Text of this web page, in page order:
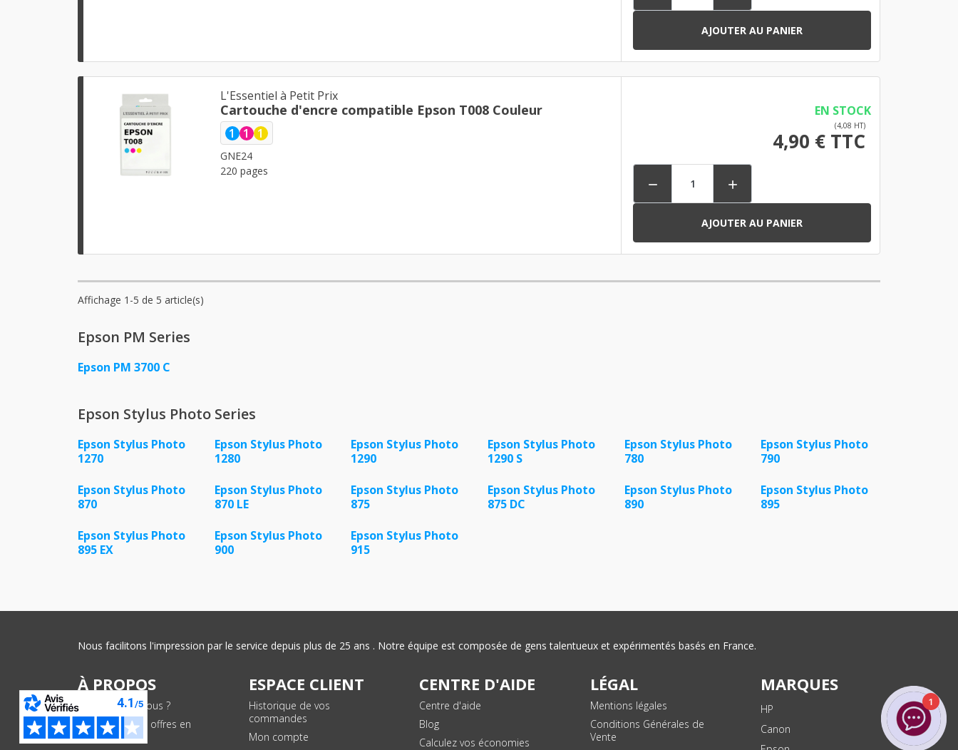
AJOUTER AU PANIER
L'Essentiel à Petit Prix
Cartouche d'encre compatible Epson T008 Couleur
1 1 1
GNE24
220 pages
EN STOCK
(4,08 HT)
4,90 € TTC
 
AJOUTER AU PANIER
Affichage 1-5 de 5 article(s)
Epson PM Series
Epson PM 3700 C
Epson Stylus Photo Series
Epson Stylus Photo
1270
Epson Stylus Photo
1280
Epson Stylus Photo
1290
Epson Stylus Photo
1290 S
Epson Stylus Photo
780
Epson Stylus Photo
790
Epson Stylus Photo
870
Epson Stylus Photo
870 LE
Epson Stylus Photo
875
Epson Stylus Photo
875 DC
Epson Stylus Photo
890
Epson Stylus Photo
895
Epson Stylus Photo
895 EX
Epson Stylus Photo
900
Epson Stylus Photo
915
Nous facilitons l'impression par le service depuis plus de 25 ans . Notre équipe est composée de gens talentueux et expérimentés basés en France.
À PROPOS
Qui sommes-nous ?
Conditions des offres en
cours
ESPACE CLIENT
Historique de vos
commandes
Mon compte
CENTRE D'AIDE
Centre d'aide
Blog
Calculez vos économies
LÉGAL
Mentions légales
Conditions Générales de
Vente
MARQUES
HP
Canon
1